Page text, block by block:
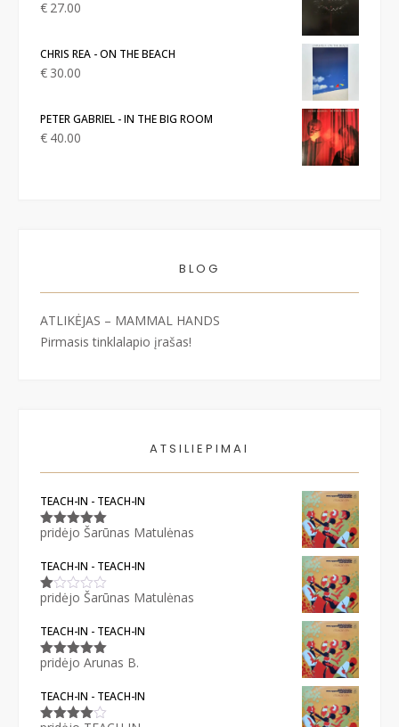
€ 27.00
CHRIS REA - ON THE BEACH
€ 30.00
PETER GABRIEL - IN THE BIG ROOM
€ 40.00
BLOG
ATLIKĖJAS – MAMMAL HANDS
Pirmasis tinklalapio įrašas!
ATSILIEPIMAI
TEACH-IN - TEACH-IN
Įvertinimas:
pridėjo Šarūnas Matulėnas
TEACH-IN - TEACH-IN
Įvertinimas:
iš
5
pridėjo Šarūnas Matulėnas
TEACH-IN - TEACH-IN
Įvertinimas:
pridėjo Arunas B.
TEACH-IN - TEACH-IN